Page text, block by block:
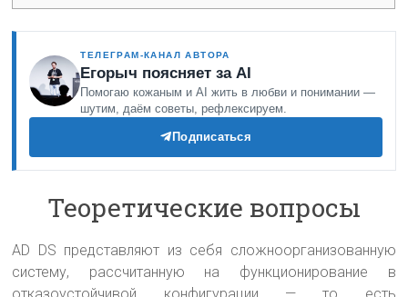
ТЕЛЕГРАМ-КАНАЛ АВТОРА
Егорыч поясняет за AI
Помогаю кожаным и AI жить в любви и понимании —
шутим, даём советы, рефлексируем.
Подписаться
Теоретические вопросы
AD DS представляют из себя сложноорганизованную
систему, рассчитанную на функционирование в